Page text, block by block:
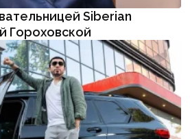
Siberian
Гороховской